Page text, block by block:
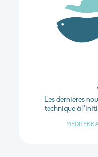
Les dernières
technique à